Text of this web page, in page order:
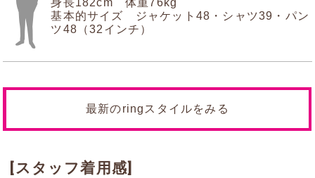
身長182cm 体重76kg
基本的サイズ ジャケット48・シャツ39・パン
ツ48（32インチ）
最新のringスタイルをみる
[スタッフ着用感]